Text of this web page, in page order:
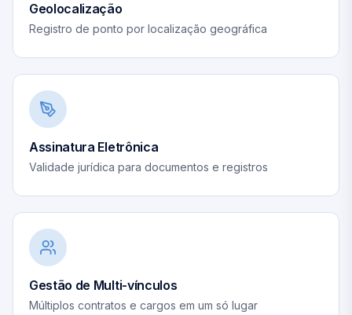
Geolocalização
Registro de ponto por localização geográfica
Assinatura Eletrônica
Validade jurídica para documentos e registros
Gestão de Multi-vínculos
Múltiplos contratos e cargos em um só lugar